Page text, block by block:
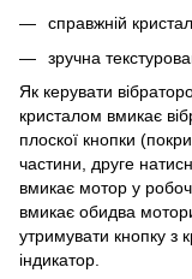
справжній
зручна
Як керувати
кристалом вмикає
плоскої кнопки
частини, друге
вмикає мотор у
вмикає обидва
утримувати кнопку з
індикатор.